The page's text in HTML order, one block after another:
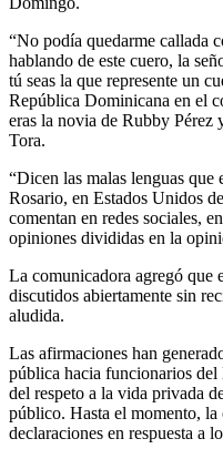
“No podía quedarme callada
hablando de este cuero, la
tú seas la que represente un
República Dominicana en el
eras la novia de Rubby
Tora.
“Dicen las malas lenguas
Rosario, en Estados Unidos
comentan en redes sociales,
opiniones divididas en la
La comunicadora agregó que
discutidos abiertamente sin
aludida.
Las afirmaciones han
pública hacia funcionarios del
del respeto a la vida privada
público. Hasta el momento,
declaraciones en respuesta a